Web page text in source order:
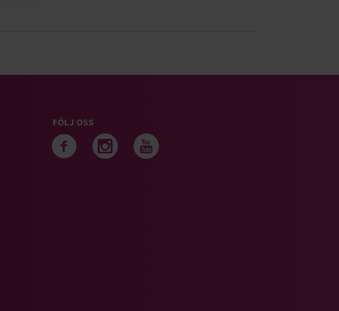
FÖLJ OSS
Följ oss på facebook
Följ oss på instagram
Följ oss på youtube